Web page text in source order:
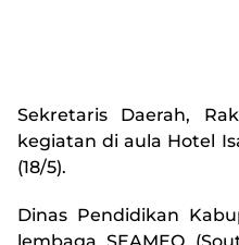
Sekretaris Daerah,
kegiatan di aula Hotel
(18/5).
Dinas Pendidikan